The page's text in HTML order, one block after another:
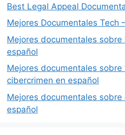
Best Legal Appeal
Mejores Documentales Tech
Mejores documentales
español
Mejores documentales sobre
cibercrimen en español
Mejores documentales
español